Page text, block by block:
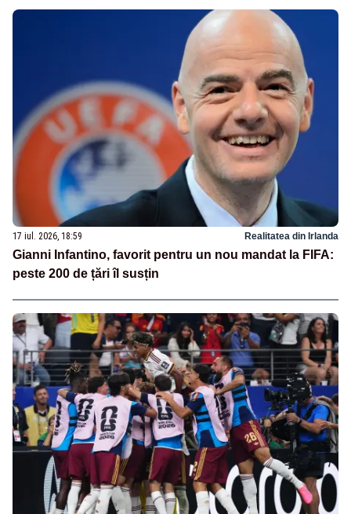
17 iul. 2026, 18:59 Realitatea din Irlanda
Gianni Infantino, favorit pentru un nou mandat la FIFA:
peste 200 de țări îl susțin